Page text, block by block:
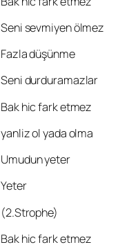
Seni sevmiyen ölmez
Fazla düşünme
Seni durduramazlar
Bak hic fark etmez
yanliz ol yada olma
Umudun yeter
Yeter
(2.Strophe)
Bak hic fark etmez